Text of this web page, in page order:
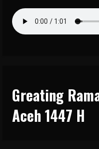
Greating
Aceh 1447 H